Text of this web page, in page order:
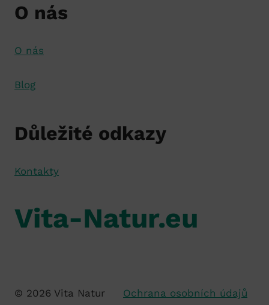
O nás
O nás
Blog
Důležité odkazy
Kontakty
Vita-Natur.eu
© 2026 Vita Natur Ochrana osobních údajů